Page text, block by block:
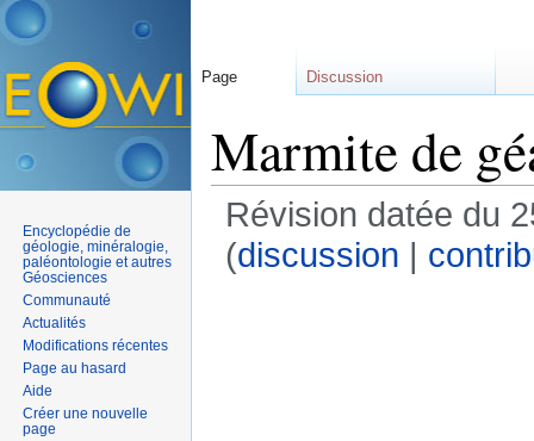
Marmite de
Révision datée du
(discussion |
Page Discussion
Encyclopédie de
géologie, minéralogie,
paléontologie et autres
Géosciences
Communauté
Actualités
Modifications récentes
Page au hasard
Aide
Créer une nouvelle
page